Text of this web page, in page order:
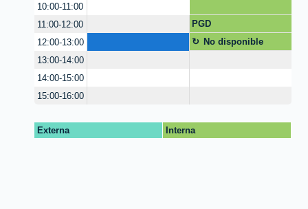
10:00-11:00
11:00-12:00
PGD
12:00-13:00
No disponible
13:00-14:00
14:00-15:00
15:00-16:00
Externa Interna